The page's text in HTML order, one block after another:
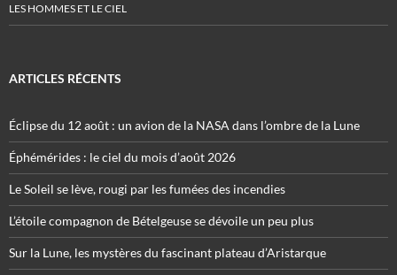
LES HOMMES ET LE CIEL
ARTICLES RÉCENTS
Éclipse du 12 août : un avion de la NASA dans l’ombre de la Lune
Éphémérides : le ciel du mois d’août 2026
Le Soleil se lève, rougi par les fumées des incendies
L’étoile compagnon de Bételgeuse se dévoile un peu plus
Sur la Lune, les mystères du fascinant plateau d’Aristarque